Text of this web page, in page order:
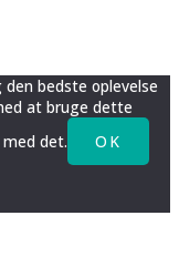
bedste oplevelse
at bruge dette
det.
OK